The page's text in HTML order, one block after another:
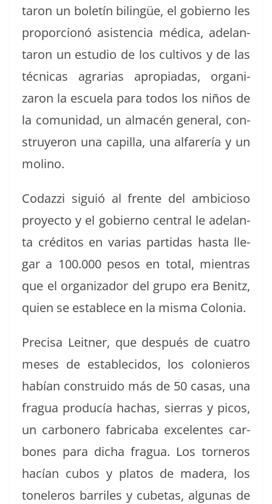
taron un boletín bil­ingüe, el gob­ier­no les
pro­por­cionó asis­ten­cia médi­ca, ade­lan­
taron un estu­dio de los cul­tivos y de las
téc­ni­cas agrarias apropi­adas, orga­ni­
zaron la escuela para todos los niños de
la comu­nidad, un almacén gen­er­al, con­
struyeron una capil­la, una alfar­ería y un
molino.
Codazzi sigu­ió al frente del ambi­cioso
proyec­to y el gob­ier­no cen­tral le ade­lan­
ta crédi­tos en varias par­tidas has­ta lle­
gar a 100.000 pesos en total, mien­tras
que el orga­ni­zador del grupo era Benitz,
quien se establece en la mis­ma Colonia.
Pre­cisa Leit­ner, que después de cua­tro
meses de estable­ci­dos, los colonieros
habían con­stru­i­do más de 50 casas, una
fragua pro­ducía hachas, sier­ras y picos,
un car­bonero fab­ri­ca­ba exce­lentes car­
bones para dicha fragua. Los torneros
hacían cubos y platos de madera, los
toneleros bar­riles y cube­tas, algu­nas de